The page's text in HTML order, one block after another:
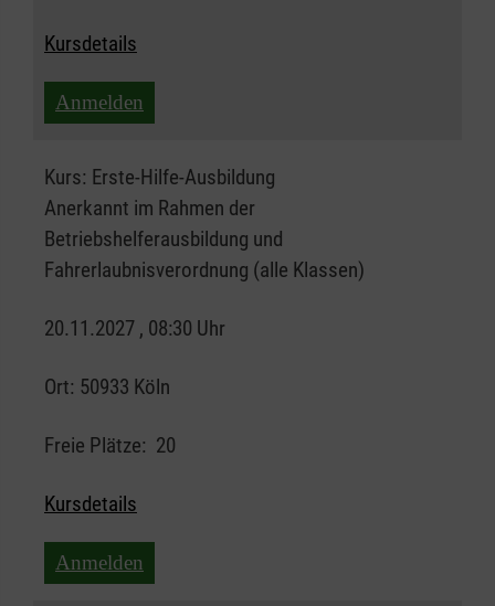
Kursdetails
Anmelden
Kurs: Erste-Hilfe-Ausbildung
Anerkannt im Rahmen der
Betriebshelferausbildung und
Fahrerlaubnisverordnung (alle Klassen)
20.11.2027 , 08:30 Uhr
Ort: 50933 Köln
Freie Plätze: 20
Kursdetails
Anmelden